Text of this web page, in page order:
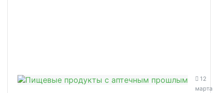
12
марта